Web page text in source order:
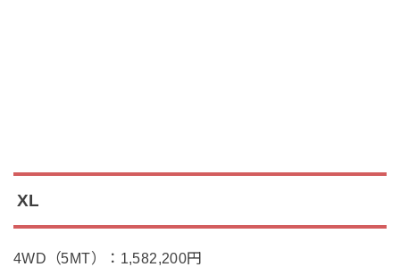
XL
4WD（5MT）：1,582,200円